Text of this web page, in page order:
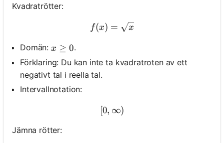
Kvadratrötter:
f(x)=\sqrt{x}
f(x) = x
Domän: x \geq 0
x ≥ 0.
Förklaring: Du kan inte ta kvadratroten av ett
negativt tal i reella tal.
Intervallnotation:
[0, \infty)
[0, ∞)
Jämna rötter: